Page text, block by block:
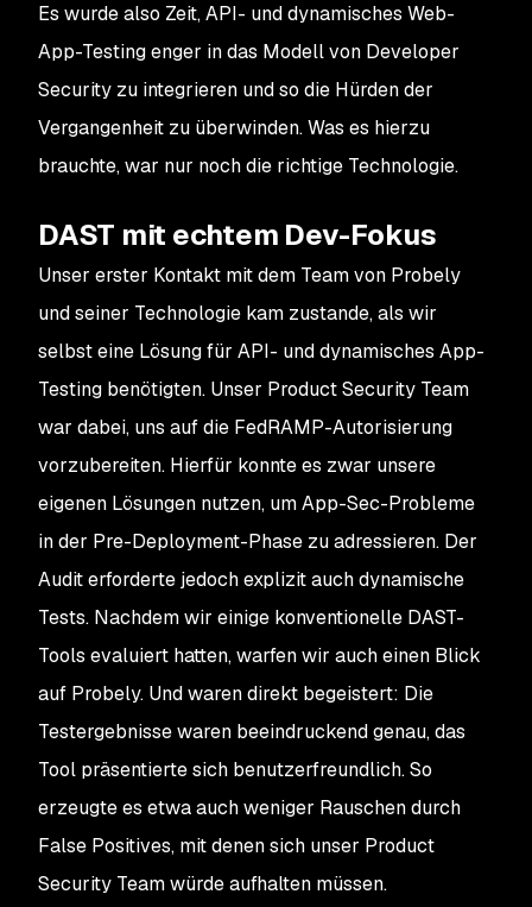
Es wurde also Zeit, API- und dynamisches Web-
App-Testing enger in das Modell von Developer
Security zu integrieren und so die Hürden der
Vergangenheit zu überwinden. Was es hierzu
brauchte, war nur noch die richtige Technologie.
DAST mit echtem Dev-Fokus
Unser erster Kontakt mit dem Team von Probely
und seiner Technologie kam zustande, als wir
selbst eine Lösung für API- und dynamisches App-
Testing benötigten. Unser Product Security Team
war dabei, uns auf die FedRAMP-Autorisierung
vorzubereiten. Hierfür konnte es zwar unsere
eigenen Lösungen nutzen, um App-Sec-Probleme
in der Pre-Deployment-Phase zu adressieren. Der
Audit erforderte jedoch explizit auch dynamische
Tests. Nachdem wir einige konventionelle DAST-
Tools evaluiert hatten, warfen wir auch einen Blick
auf Probely. Und waren direkt begeistert: Die
Testergebnisse waren beeindruckend genau, das
Tool präsentierte sich benutzerfreundlich. So
erzeugte es etwa auch weniger Rauschen durch
False Positives, mit denen sich unser Product
Security Team würde aufhalten müssen.